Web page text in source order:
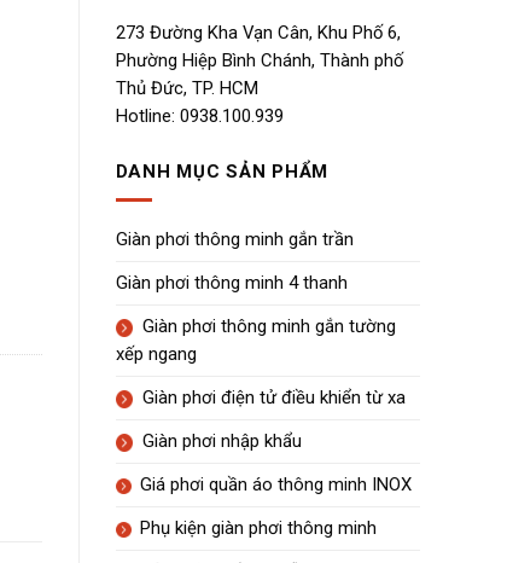
273 Đường Kha Vạn Cân, Khu Phố 6,
Phường Hiệp Bình Chánh, Thành phố
Thủ Đức, TP. HCM
Hotline: 0938.100.939
DANH MỤC SẢN PHẨM
Giàn phơi thông minh gắn trần
Giàn phơi thông minh 4 thanh
Giàn phơi thông minh gắn tường
xếp ngang
Giàn phơi điện tử điều khiển từ xa
Giàn phơi nhập khẩu
Giá phơi quần áo thông minh INOX
Phụ kiện giàn phơi thông minh